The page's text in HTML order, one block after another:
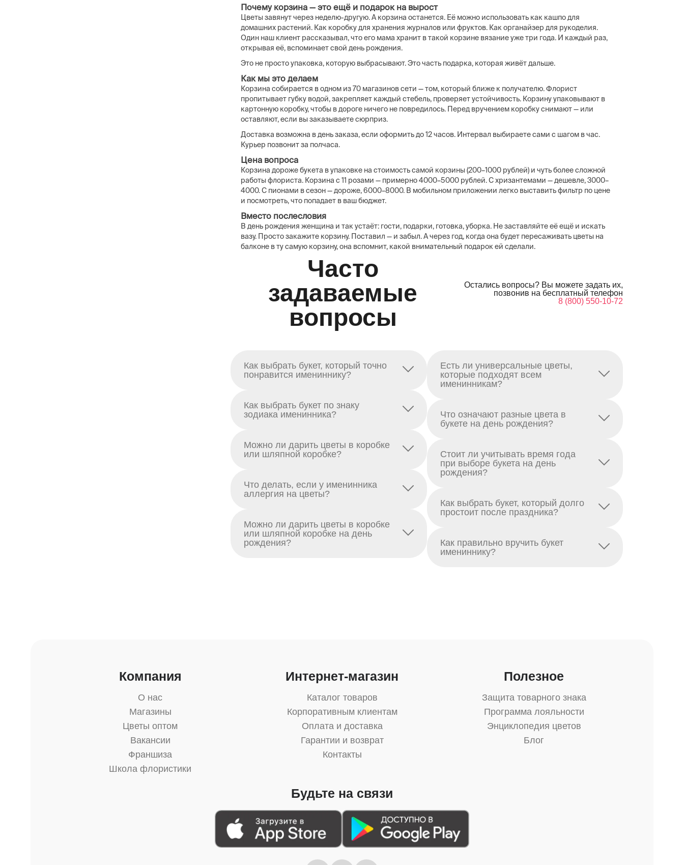
Почему корзина — это ещё и подарок на вырост
Цветы завянут через неделю-другую. А корзина останется. Её можно использовать как кашпо для
домашних растений. Как коробку для хранения журналов или фруктов. Как органайзер для рукоделия.
Один наш клиент рассказывал, что его мама хранит в такой корзине вязание уже три года. И каждый раз,
открывая её, вспоминает свой день рождения.
Это не просто упаковка, которую выбрасывают. Это часть подарка, которая живёт дальше.
Как мы это делаем
Корзина собирается в одном из 70 магазинов сети — том, который ближе к получателю. Флорист
пропитывает губку водой, закрепляет каждый стебель, проверяет устойчивость. Корзину упаковывают в
картонную коробку, чтобы в дороге ничего не повредилось. Перед вручением коробку снимают — или
оставляют, если вы заказываете сюрприз.
Доставка возможна в день заказа, если оформить до 12 часов. Интервал выбираете сами с шагом в час.
Курьер позвонит за полчаса.
Цена вопроса
Корзина дороже букета в упаковке на стоимость самой корзины (200–1000 рублей) и чуть более сложной
работы флориста. Корзина с 11 розами — примерно 4000–5000 рублей. С хризантемами — дешевле, 3000–
4000. С пионами в сезон — дороже, 6000–8000. В мобильном приложении легко выставить фильтр по цене
и посмотреть, что попадает в ваш бюджет.
Вместо послесловия
В день рождения женщина и так устаёт: гости, подарки, готовка, уборка. Не заставляйте её ещё и искать
вазу. Просто закажите корзину. Поставил — и забыл. А через год, когда она будет пересаживать цветы на
балконе в ту самую корзину, она вспомнит, какой внимательный подарок ей сделали.
Часто
задаваемые
вопросы
Остались вопросы? Вы можете задать их,
позвонив на бесплатный телефон
8 (800) 550-10-72
Как выбрать букет, который точно
понравится имениннику?
Как выбрать букет по знаку
зодиака именинника?
Можно ли дарить цветы в коробке
или шляпной коробке?
Что делать, если у именинника
аллергия на цветы?
Можно ли дарить цветы в коробке
или шляпной коробке на день
рождения?
Есть ли универсальные цветы,
которые подходят всем
именинникам?
Что означают разные цвета в
букете на день рождения?
Стоит ли учитывать время года
при выборе букета на день
рождения?
Как выбрать букет, который долго
простоит после праздника?
Как правильно вручить букет
имениннику?
Компания
О нас
Магазины
Цветы оптом
Вакансии
Франшиза
Школа флористики
Интернет-магазин
Каталог товаров
Корпоративным клиентам
Оплата и доставка
Гарантии и возврат
Контакты
Полезное
Защита товарного знака
Программа лояльности
Энциклопедия цветов
Блог
Будьте на связи